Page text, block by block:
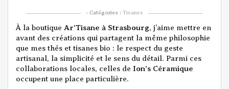
- Catégories : Tisanes
À la boutique Ar’Tisane à Strasbourg, j’aime mettre en
avant des créations qui partagent la même philosophie
que mes thés et tisanes bio : le respect du geste
artisanal, la simplicité et le sens du détail. Parmi ces
collaborations locales, celles de Ion’s Céramique
occupent une place particulière.